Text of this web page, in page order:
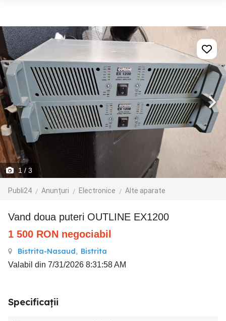
1 / 3
Publi24 Anunțuri Electronice Alte aparate
vand doua puteri OUTLINE EX1200
1 500 RON negociabil
Bistrita-Nasaud, Bistrita
Valabil din 7/31/2026 8:31:58 AM
Specificații